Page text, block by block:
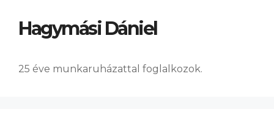
Hagymási Dániel
25 éve munkaruházattal foglalkozok.